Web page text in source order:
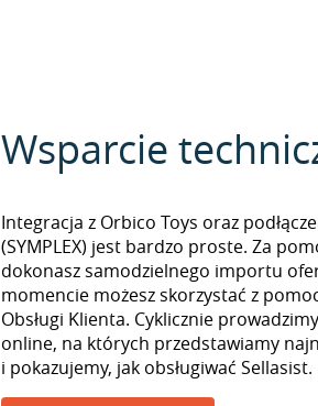
Wsparcie
Integracja z Orbico Toys oraz
(SYMPLEX) jest bardzo proste. Za
dokonasz samodzielnego importu
momencie możesz skorzystać z
Obsługi Klienta. Cyklicznie
online, na których przedstawiamy
i pokazujemy, jak obsługiwać Sellasist.